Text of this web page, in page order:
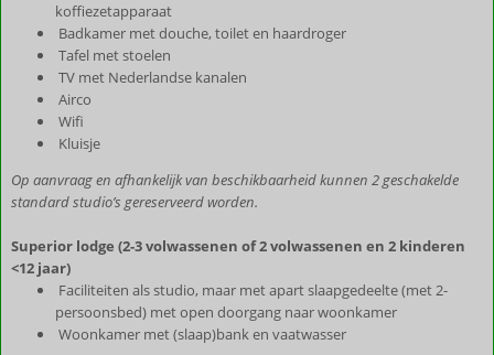
koffiezetapparaat
Badkamer met douche, toilet en haardroger
Tafel met stoelen
TV met Nederlandse kanalen
Airco
Wifi
Kluisje
Op aanvraag en afhankelijk van beschikbaarheid kunnen 2 geschakelde
standard studio’s gereserveerd worden.
Superior lodge (2-3 volwassenen of 2 volwassenen en 2 kinderen
<12 jaar)
Faciliteiten als studio, maar met apart slaapgedeelte (met 2-
persoonsbed) met open doorgang naar woonkamer
Woonkamer met (slaap)bank en vaatwasser